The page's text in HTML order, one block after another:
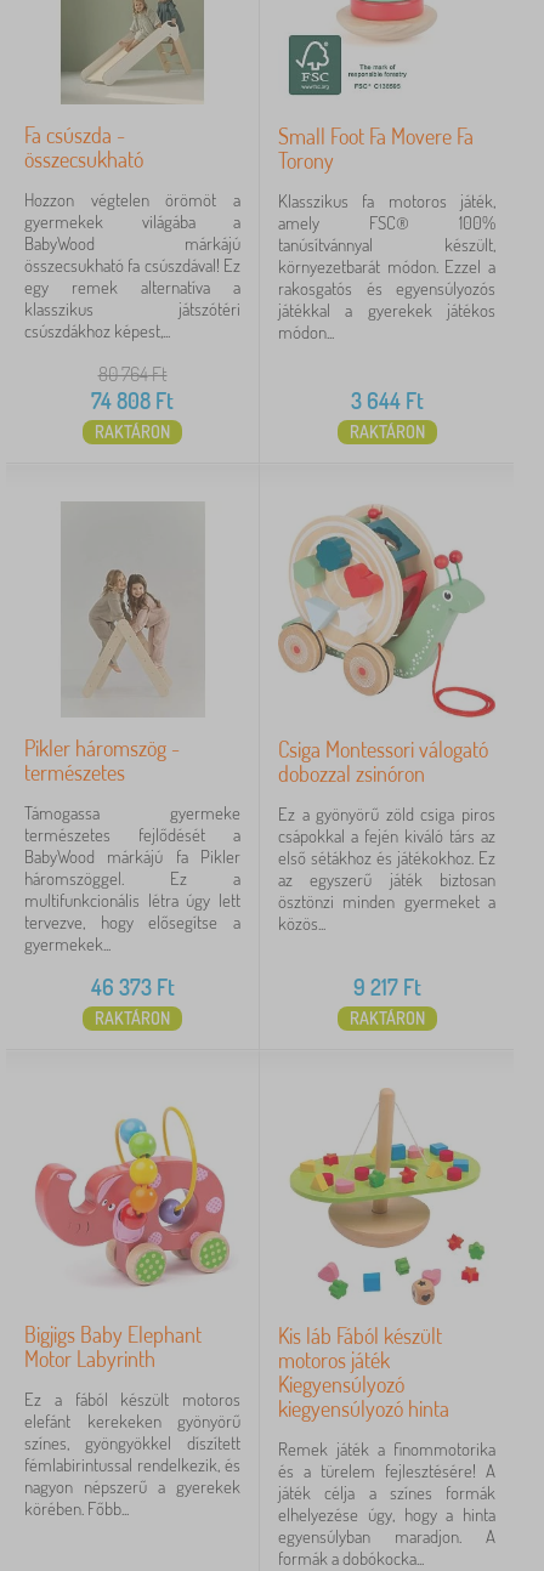
Fa csúszda -
összecsukható
Hozzon végtelen örömöt a
gyermekek világába a
BabyWood márkájú
összecsukható fa csúszdával! Ez
egy remek alternatíva a
klasszikus játszótéri
csúszdákhoz képest,...
80 764Ft
74 808 Ft
RAKTÁRON
Small Foot Fa Movere Fa
Torony
Klasszikus fa motoros játék,
amely FSC® 100%
tanúsítvánnyal készült,
környezetbarát módon. Ezzel a
rakosgatós és egyensúlyozós
játékkal a gyerekek játékos
módon...
3 644Ft
RAKTÁRON
Pikler háromszög -
természetes
Támogassa gyermeke
természetes fejlődését a
BabyWood márkájú fa Pikler
háromszöggel. Ez a
multifunkcionális létra úgy lett
tervezve, hogy elősegítse a
gyermekek...
46 373Ft
RAKTÁRON
Csiga Montessori válogató
dobozzal zsinóron
Ez a gyönyörű zöld csiga piros
csápokkal a fején kiváló társ az
első sétákhoz és játékokhoz. Ez
az egyszerű játék biztosan
ösztönzi minden gyermeket a
közös...
9 217Ft
RAKTÁRON
Bigjigs Baby Elephant
Motor Labyrinth
Ez a fából készült motoros
elefánt kerekeken gyönyörű
színes, gyöngyökkel díszített
fémlabirintussal rendelkezik, és
nagyon népszerű a gyerekek
körében. Főbb...
Kis láb Fából készült
motoros játék
Kiegyensúlyozó
kiegyensúlyozó hinta
Remek játék a finommotorika
és a türelem fejlesztésére! A
játék célja a színes formák
elhelyezése úgy, hogy a hinta
egyensúlyban maradjon. A
formák a dobókocka...